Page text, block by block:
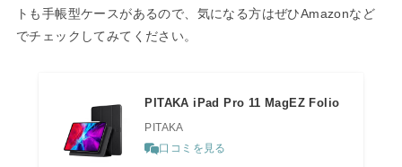
トも手帳型ケースがあるので、気になる方はぜひAmazonなど
でチェックしてみてください。
PITAKA iPad Pro 11 MagEZ Folio
PITAKA
口コミを見る